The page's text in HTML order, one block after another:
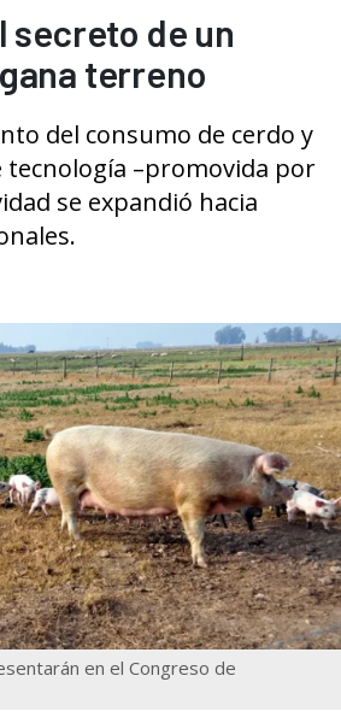
secreto de un
terreno
del consumo de cerdo y
tecnología –promovida por
se expandió hacia
en el Congreso de